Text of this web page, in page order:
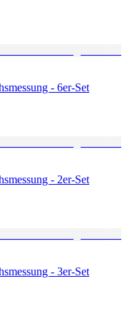
- 6er-Set
- 2er-Set
- 3er-Set